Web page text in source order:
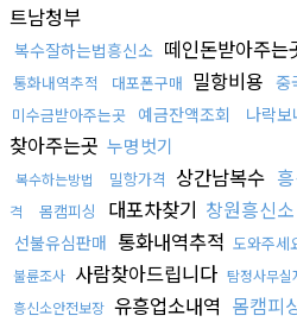
트남청부
복수잘하는법흥신소 떼인돈받아주는
통화내역추적 대포폰구매 밀항비용 중
미수금받아주는곳 예금잔액조회 나락
찾아주는곳 누명벗기
복수하는방법 밀항가격 상간남복수
격
몸캠피싱 대포차찾기 창원흥신소
선불유심판매 통화내역추적 도와주세
불륜조사 사람찾아드립니다 탐정사무실
흥신소안전보장 유흥업소내역 몸캠피